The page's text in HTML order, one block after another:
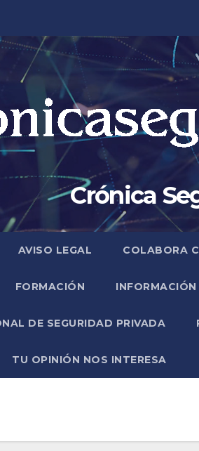
Crónica
AVISO LEGAL COLABORA
FORMACIÓN INFORMACIÓN
DE SEGURIDAD PRIVADA
TU OPINIÓN NOS INTERESA